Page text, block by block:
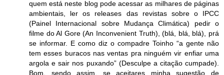
quem está neste blog pode acessar as milhares de páginas
ambientais, ler os releases das revistas sobre o IPCC
(Painel Internacional sobre Mudança Climática) pedir o
filme do Al Gore (An Inconvenient Truth), (blá, blá, blá), prá
se informar. E como diz o compadre Toinho “a gente não
tem esses buracos nas ventas pra ninguém vir enfiar uma
argola e sair nos puxando” (Desculpe a citação cumpade).
Bom, sendo assim, se aceitares minha sugestão de